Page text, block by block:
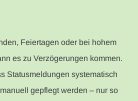
Feiertagen oder bei hohem
es zu Verzögerungen kommen.
Statusmeldungen systematisch
gepflegt werden – nur so